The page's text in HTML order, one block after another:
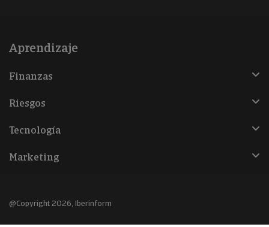
Aprendizaje
Finanzas
Riesgos
Tecnología
Marketing
@Copyright 2026, Iberinform